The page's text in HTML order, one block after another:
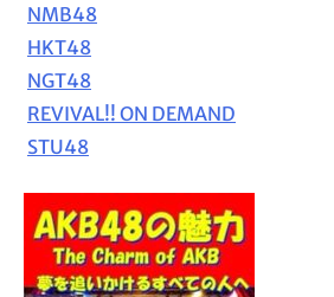
NMB48
HKT48
NGT48
REVIVAL!! ON DEMAND
STU48